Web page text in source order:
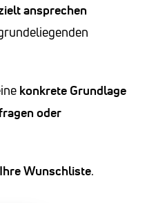
ansprechen
konkrete Grundlage
oder
Wunschliste.